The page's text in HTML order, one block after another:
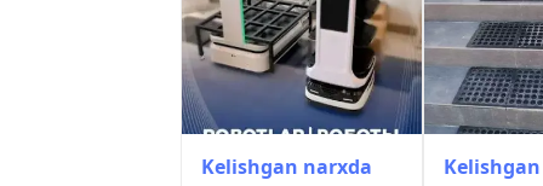
Telefonda boshqaruv bilan.
SAGRADA bilan qushlaringizga ideal
🇪🇺 Yevropa ishlab chiqarishi
Toshkentdagi uskunalar ombori
Kelishgan narxda